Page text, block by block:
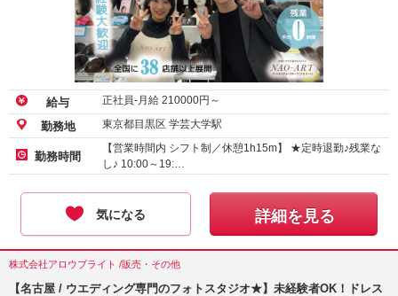
給与 正社員-月給 210000円～
勤務地 東京都目黒区 学芸大学駅
勤務時間
【営業時間内 シフト制／休憩1h15m】 ★定時退勤♪残業な
し♪ 10:00～19:…
気になる 詳細を見る
株式会社アロウブライト /販売・その他
【名古屋 / ウエディング専門のフォトスタジオ★】未経験者OK！ドレス